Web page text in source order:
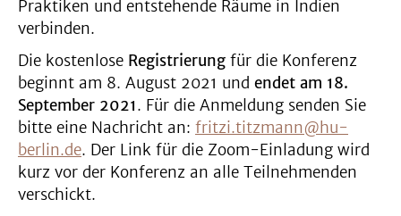
Praktiken und entstehende Räume in Indien
verbinden.
Die kostenlose Registrierung für die Konferenz
beginnt am 8. August 2021 und endet am 18.
September 2021. Für die Anmeldung senden Sie
bitte eine Nachricht an: fritzi.titzmann@hu-
berlin.de. Der Link für die Zoom-Einladung wird
kurz vor der Konferenz an alle Teilnehmenden
verschickt.